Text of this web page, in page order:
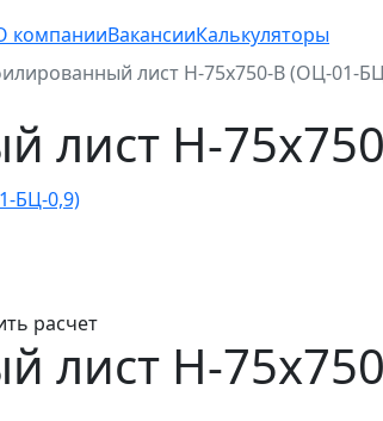
компанииВакансииКалькуляторы
лист Н-75x750-B (ОЦ-01-
лист Н-
расчет
лист Н-